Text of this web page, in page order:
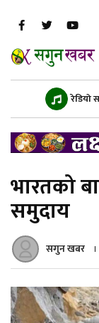
रेडियो
भारतको
समुदाय
सगुन खबर